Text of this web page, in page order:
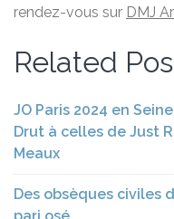
rendez-vous sur DMJ
Related
JO Paris 2024 en
Drut à celles de Just
Meaux
Des obsèques civiles